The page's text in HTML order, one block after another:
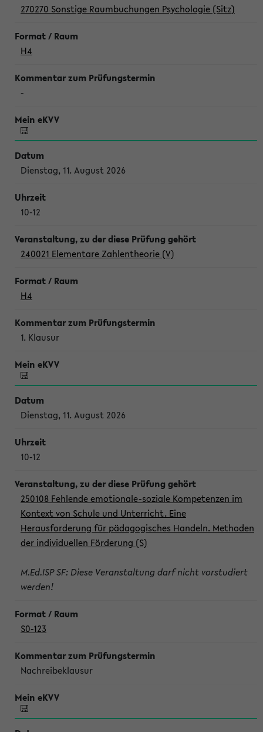
270270 Sonstige Raumbuchungen Psychologie (Sitz)
H4
-
Dienstag, 11. August 2026
10-12
240021 Elementare Zahlentheorie (V)
H4
1. Klausur
Dienstag, 11. August 2026
10-12
250108 Fehlende emotionale-soziale Kompetenzen im
Kontext von Schule und Unterricht. Eine
Herausforderung für pädagogisches Handeln. Methoden
der individuellen Förderung (S)
M.Ed.ISP SF: Diese Veranstaltung darf nicht vorstudiert
werden!
S0-123
Nachreibeklausur